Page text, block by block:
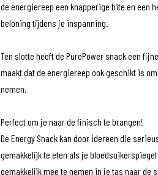
de energiereep een knapperige bite en een
beloning tijdens je inspanning.
Ten slotte heeft de PurePower snack een
maakt dat de energiereep ook geschikt is
nemen.
Perfect om je naar de finisch te brangen!
De Energy Snack kan door idereen die
gemakkelijk te eten als je
gemakkelijk mee te nemen in je tas naar de